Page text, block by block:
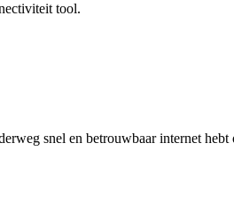
tool.
snel en betrouwbaar internet